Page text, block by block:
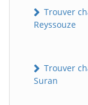
Trouver
Reyssouze
Trouver
Suran